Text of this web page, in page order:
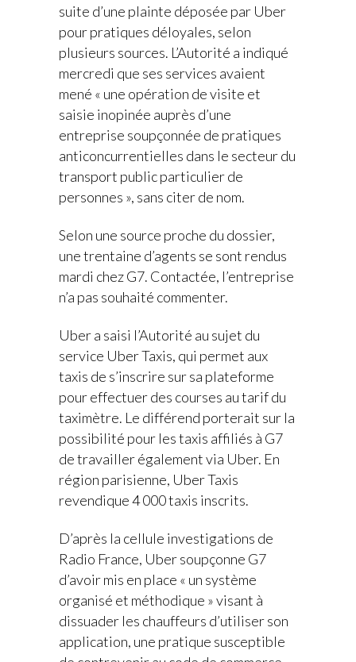
suite d’une plainte déposée par Uber
pour pratiques déloyales, selon
plusieurs sources. L’Autorité a indiqué
mercredi que ses services avaient
mené « une opération de visite et
saisie inopinée auprès d’une
entreprise soupçonnée de pratiques
anticoncurrentielles dans le secteur du
transport public particulier de
personnes », sans citer de nom.
Selon une source proche du dossier,
une trentaine d’agents se sont rendus
mardi chez G7. Contactée, l’entreprise
n’a pas souhaité commenter.
Uber a saisi l’Autorité au sujet du
service Uber Taxis, qui permet aux
taxis de s’inscrire sur sa plateforme
pour effectuer des courses au tarif du
taximètre. Le différend porterait sur la
possibilité pour les taxis affiliés à G7
de travailler également via Uber. En
région parisienne, Uber Taxis
revendique 4 000 taxis inscrits.
D’après la cellule investigations de
Radio France, Uber soupçonne G7
d’avoir mis en place « un système
organisé et méthodique » visant à
dissuader les chauffeurs d’utiliser son
application, une pratique susceptible